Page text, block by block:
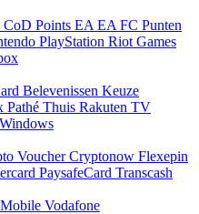
CoD Points EA EA FC Punten
PlayStation Riot Games
Belevenissen Keuze
Pathé Thuis Rakuten TV
Windows
VoucherCryptonow Flexepin
PaysafeCard Transcash
Vodafone